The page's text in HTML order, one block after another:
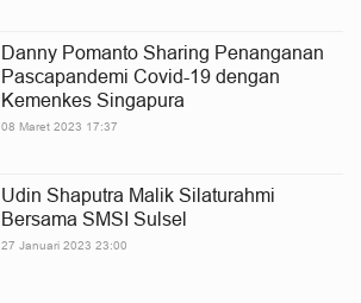
Danny Pomanto Sharing Penanganan
Pascapandemi Covid-19 dengan
Kemenkes Singapura
08 Maret 2023 17:37
Udin Shaputra Malik Silaturahmi
Bersama SMSI Sulsel
27 Januari 2023 23:00